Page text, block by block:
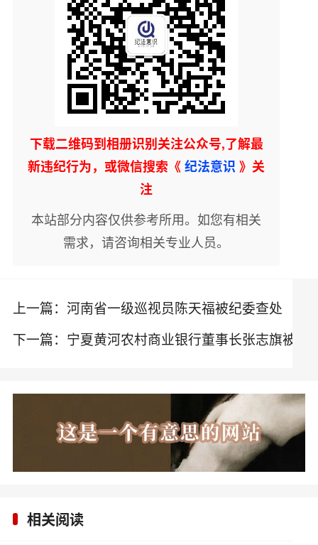
下载二维码到相册识别关注公众号,了解最
新违纪行为，或微信搜索《纪法意识 》关
注
本站部分内容仅供参考所用。如您有相关
需求，请咨询相关专业人员。
上一篇： 河南省一级巡视员陈天福被纪委查处
下一篇： 宁夏黄河农村商业银行董事长张志旗被
相关阅读